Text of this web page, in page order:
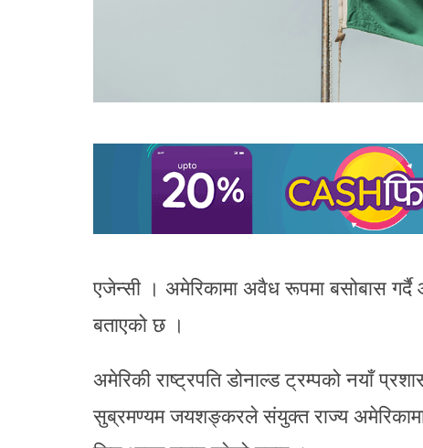
एजेन्सी । अमेरिकामा अवैध रूपमा बसोबास गर्दै
बताएको छ ।
अमेरिकी राष्ट्रपति डोनाल्ड ट्रम्पको नयाँ
सुब्रमण्यम जयशङ्करले संयुक्त राज्य